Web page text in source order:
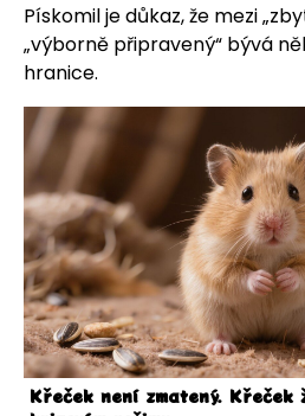
Pískomil je důkaz, že mezi
„výborně připravený“ bývá
hranice.
Křeček není zmatený. Křeček